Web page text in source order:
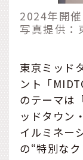
2024年開
写真提供：
東京ミッド
ント「
のテーマ
ッドタウン
イルミネー
の“特別な